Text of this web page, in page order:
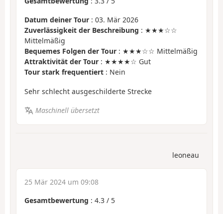
Datum deiner Tour : 03. Mär 2026
Zuverlässigkeit der Beschreibung : ★★★☆☆
Mittelmäßig
Bequemes Folgen der Tour : ★★★☆☆ Mittelmäßig
Attraktivität der Tour : ★★★★☆ Gut
Tour stark frequentiert : Nein
Sehr schlecht ausgeschilderte Strecke
Maschinell übersetzt
leoneau
25 Mär 2024 um 09:08
Gesamtbewertung : 4.3 / 5